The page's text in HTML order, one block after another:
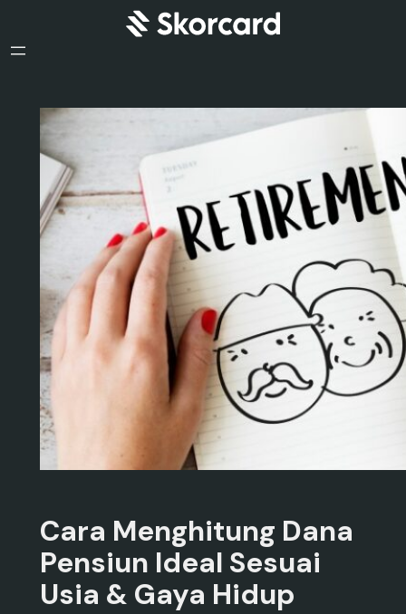
Cara Menghitung Dana
Pensiun Ideal Sesuai
Usia & Gaya Hidup